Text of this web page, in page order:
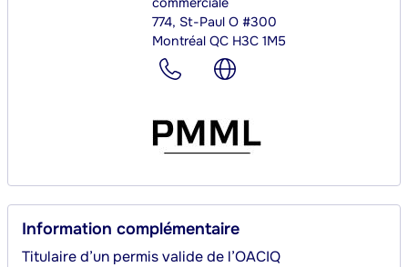
774, St-Paul O #300
Montréal QC H3C 1M5
Information complémentaire
Titulaire d’un permis valide de l’OACIQ